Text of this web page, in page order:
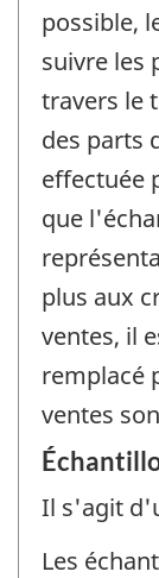
possible,
suivre les
travers le
des parts
effectuée
que
plus aux
ventes, il
remplacé
ventes
Il s'agit
Les